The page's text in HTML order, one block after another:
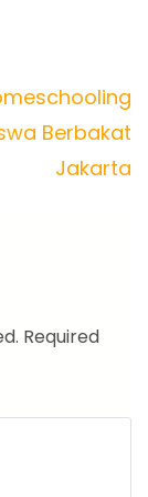
Berbakat
Jakarta
Required